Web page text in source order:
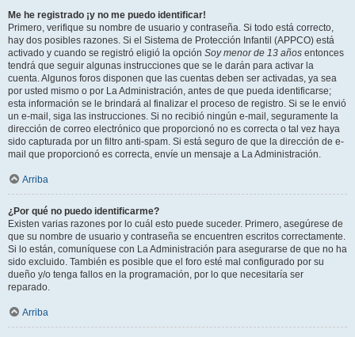
Me he registrado ¡y no me puedo identificar!
Primero, verifique su nombre de usuario y contraseña. Si todo está correcto,
hay dos posibles razones. Si el Sistema de Protección Infantil (APPCO) está
activado y cuando se registró eligió la opción Soy menor de 13 años entonces
tendrá que seguir algunas instrucciones que se le darán para activar la
cuenta. Algunos foros disponen que las cuentas deben ser activadas, ya sea
por usted mismo o por La Administración, antes de que pueda identificarse;
esta información se le brindará al finalizar el proceso de registro. Si se le envió
un e-mail, siga las instrucciones. Si no recibió ningún e-mail, seguramente la
dirección de correo electrónico que proporcionó no es correcta o tal vez haya
sido capturada por un filtro anti-spam. Si está seguro de que la dirección de e-
mail que proporcionó es correcta, envíe un mensaje a La Administración.
Arriba
¿Por qué no puedo identificarme?
Existen varias razones por lo cuál esto puede suceder. Primero, asegúrese de
que su nombre de usuario y contraseña se encuentren escritos correctamente.
Si lo están, comuníquese con La Administración para asegurarse de que no ha
sido excluido. También es posible que el foro esté mal configurado por su
dueño y/o tenga fallos en la programación, por lo que necesitaría ser
reparado.
Arriba